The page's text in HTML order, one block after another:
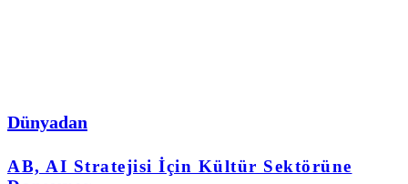
Dünyadan
AB, AI Stratejisi İçin Kültür Sektörüne